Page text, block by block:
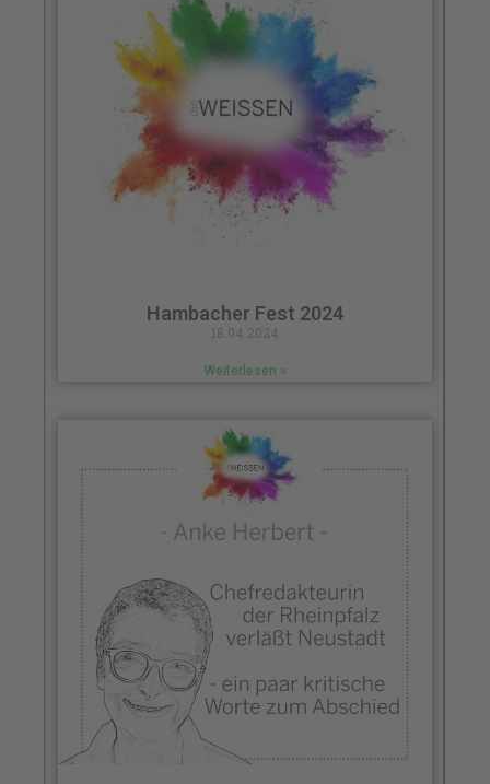
Hambacher Fest 2024
18.04.2024
Weiterlesen »